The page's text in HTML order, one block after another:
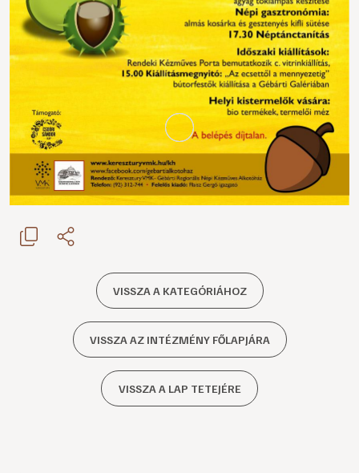
VISSZA A KATEGÓRIÁHOZ
VISSZA AZ INTÉZMÉNY FŐLAPJÁRA
VISSZA A LAP TETEJÉRE